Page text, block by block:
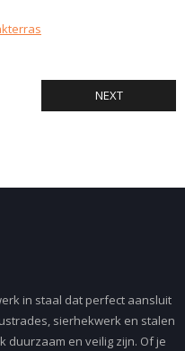
NEXT
in staal dat perfect aansluit
sierhekwerk en stalen
duurzaam en veilig zijn. Of je